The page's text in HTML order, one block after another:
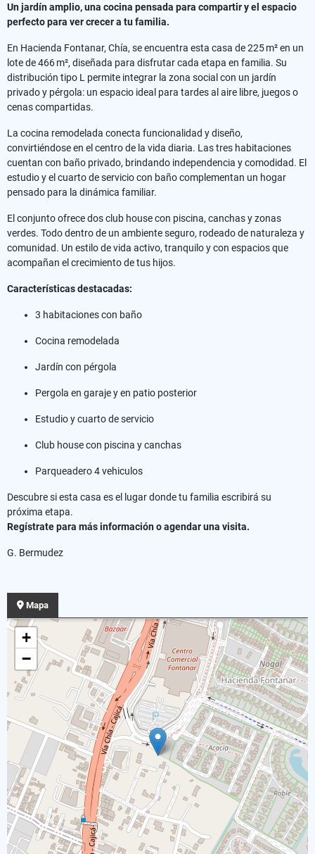
Un jardín amplio, una cocina pensada para compartir y el espacio
perfecto para ver crecer a tu familia.
En Hacienda Fontanar, Chía, se encuentra esta casa de 225 m² en un
lote de 466 m², diseñada para disfrutar cada etapa en familia. Su
distribución tipo L permite integrar la zona social con un jardín
privado y pérgola: un espacio ideal para tardes al aire libre, juegos o
cenas compartidas.
La cocina remodelada conecta funcionalidad y diseño,
convirtiéndose en el centro de la vida diaria. Las tres habitaciones
cuentan con baño privado, brindando independencia y comodidad. El
estudio y el cuarto de servicio con baño complementan un hogar
pensado para la dinámica familiar.
El conjunto ofrece dos club house con piscina, canchas y zonas
verdes. Todo dentro de un ambiente seguro, rodeado de naturaleza y
comunidad. Un estilo de vida activo, tranquilo y con espacios que
acompañan el crecimiento de tus hijos.
Características destacadas:
3 habitaciones con baño
Cocina remodelada
Jardín con pérgola
Pergola en garaje y en patio posterior
Estudio y cuarto de servicio
Club house con piscina y canchas
Parqueadero 4 vehiculos
Descubre si esta casa es el lugar donde tu familia escribirá su
próxima etapa.
Regístrate para más información o agendar una visita.
G. Bermudez
Mapa
+
−